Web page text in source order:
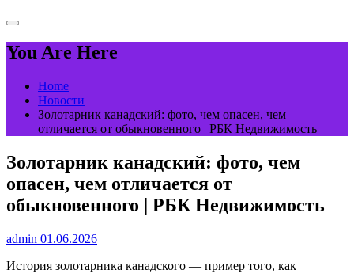
You Are Here
Home
Новости
Золотарник канадский: фото, чем опасен, чем
отличается от обыкновенного | РБК Недвижимость
Золотарник канадский: фото, чем
опасен, чем отличается от
обыкновенного | РБК Недвижимость
admin 01.06.2026
История золотарника канадского — пример того, как